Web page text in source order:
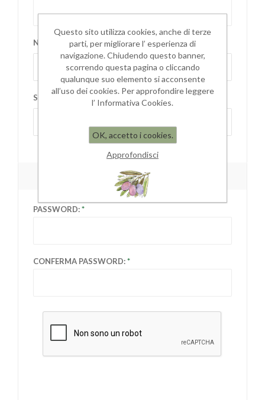
NAZIONE:
Seleziona la nazione
STATO/PROVINCIA:
PASSWORD
PASSWORD:
CONFERMA PASSWORD:
Questo sito utilizza cookies, anche di terze
parti, per migliorare l’ esperienza di
navigazione. Chiudendo questo banner,
scorrendo questa pagina o cliccando
qualunque suo elemento si acconsente
all’uso dei cookies. Per approfondire leggere
l’ Informativa Cookies.
OK, accetto i cookies.
Approfondisci